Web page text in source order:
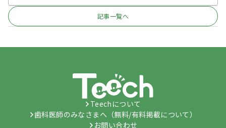
記事一覧へ
Teechについて
歯科医師のみなさまへ（無料/有料掲載について）
お問い合わせ